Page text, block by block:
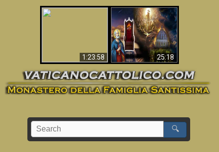
1:23:58 25:18
La Bibbia ha previsto
70 anni senza Papa?
🔍